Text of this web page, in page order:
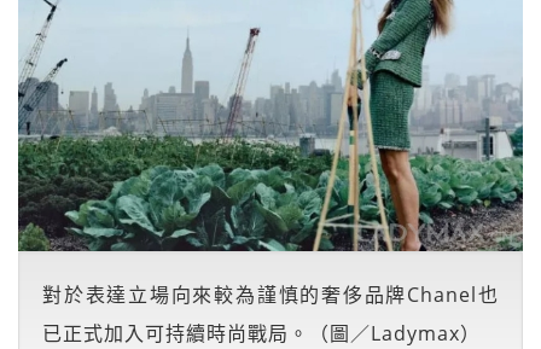
對於表達立場向來較為謹慎的奢侈品牌Chanel也
已正式加入可持續時尚戰局。（圖／Ladymax）